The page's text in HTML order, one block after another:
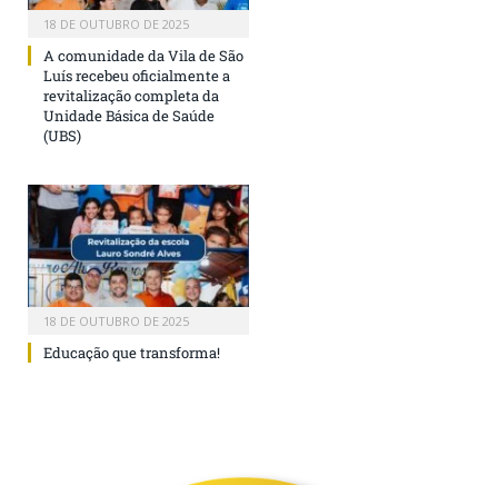
18 DE OUTUBRO DE 2025
A comunidade da Vila de São
Luís recebeu oficialmente a
revitalização completa da
Unidade Básica de Saúde
(UBS)
18 DE OUTUBRO DE 2025
Educação que transforma!